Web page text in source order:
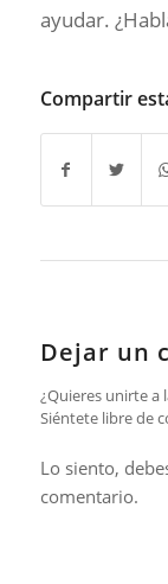
ayudar.
Compartir
Dejar un
¿Quieres unirte a
Siéntete libre de
Lo siento,
comentario.